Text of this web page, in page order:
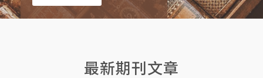
最新期刊文章